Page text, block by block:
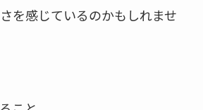
を感じているのかもしれませ